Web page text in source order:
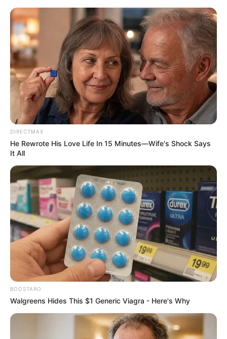
HOME
INSPIRASI
STYLE
FILM &
SERIES
NGAKAK
QUOTES
HYPE
MORE
DIRECTMAX
He Rewrote His Love Life In 15 Minutes—Wife's Shock Says
It All
BOOSTARO
Walgreens Hides This $1 Generic Viagra - Here's Why